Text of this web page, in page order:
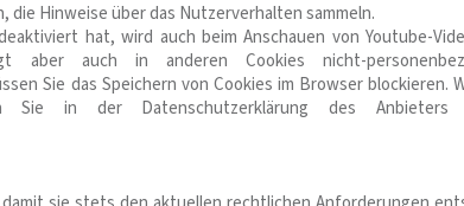
Hinweise über das Nutzerverhalten sammeln.
hat, wird auch beim Anschauen von Youtube-
aber auch in anderen Cookies nicht-
Sie das Speichern von Cookies im Browser blockieren.
Sie in der Datenschutzerklärung des Anbieters